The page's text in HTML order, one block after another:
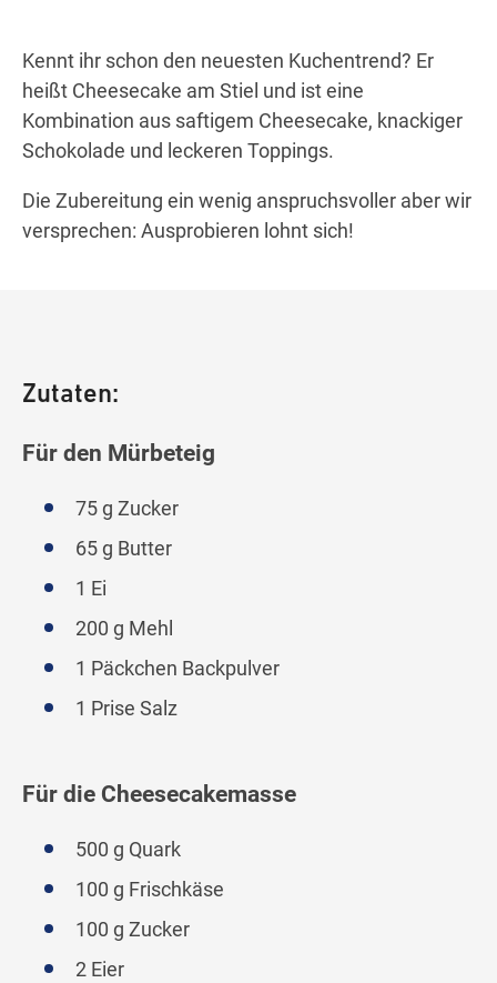
Kennt ihr schon den neuesten Kuchentrend? Er
heißt Cheesecake am Stiel und ist eine
Kombination aus saftigem Cheesecake, knackiger
Schokolade und leckeren Toppings.
Die Zubereitung ein wenig anspruchsvoller aber wir
versprechen: Ausprobieren lohnt sich!
Zutaten:
Für den Mürbeteig
75 g Zucker
65 g Butter
1 Ei
200 g Mehl
1 Päckchen Backpulver
1 Prise Salz
Für die Cheesecakemasse
500 g Quark
100 g Frischkäse
100 g Zucker
2 Eier